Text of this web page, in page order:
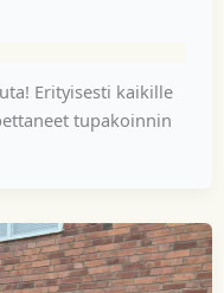
Erityisesti kaikille
tupakoinnin